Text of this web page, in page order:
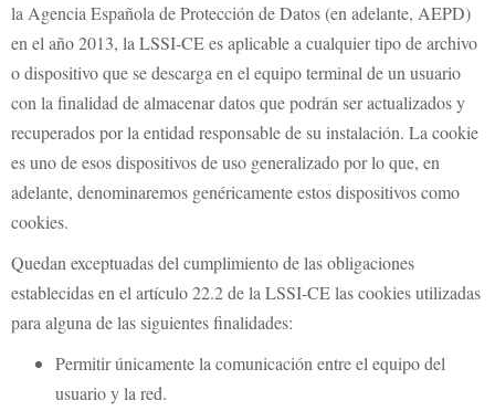
la Agencia Española de Protección de Datos (en adelante, AEPD)
en el año 2013, la LSSI-CE es aplicable a cualquier tipo de archivo
o dispositivo que se descarga en el equipo terminal de un usuario
con la finalidad de almacenar datos que podrán ser actualizados y
recuperados por la entidad responsable de su instalación. La cookie
es uno de esos dispositivos de uso generalizado por lo que, en
adelante, denominaremos genéricamente estos dispositivos como
cookies.
Quedan exceptuadas del cumplimiento de las obligaciones
establecidas en el artículo 22.2 de la LSSI-CE las cookies utilizadas
para alguna de las siguientes finalidades:
Permitir únicamente la comunicación entre el equipo del
usuario y la red.